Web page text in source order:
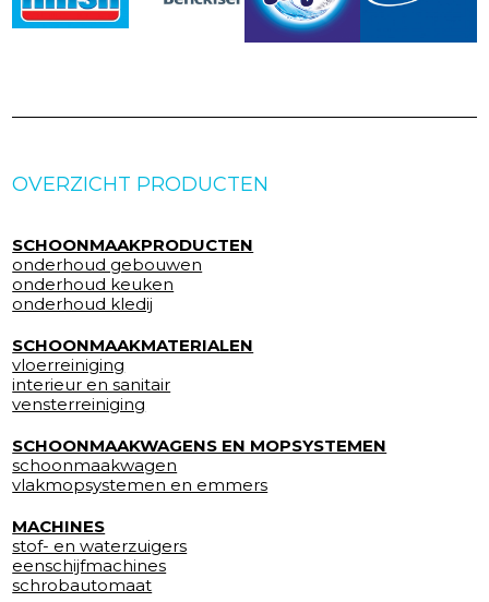
OVERZICHT PRODUCTEN
SCHOONMAAKPRODUCTEN
onderhoud gebouwen
onderhoud keuken
onderhoud kledij
SCHOONMAAKMATERIALEN
vloerreiniging
interieur en sanitair
vensterreiniging
SCHOONMAAKWAGENS EN MOPSYSTEMEN
schoonmaakwagen
vlakmopsystemen en emmers
MACHINES
stof- en waterzuigers
eenschijfmachines
schrobautomaat